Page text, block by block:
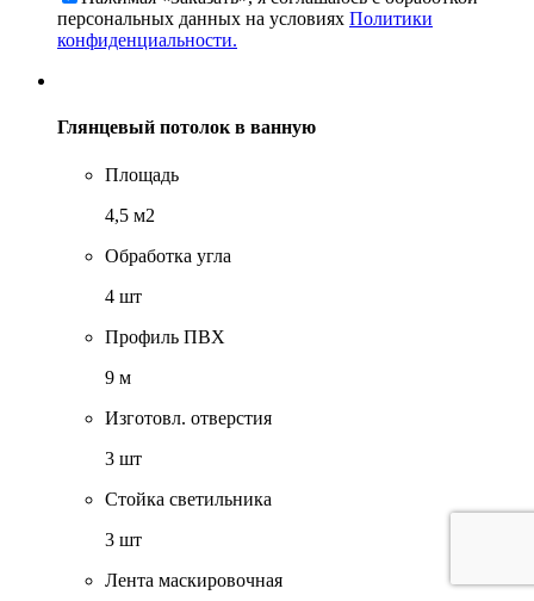
персональных данных на условиях Политики
конфиденциальности.
Глянцевый потолок в ванную
Площадь
4,5 м2
Обработка угла
4 шт
Профиль ПВХ
9 м
Изготовл. отверстия
3 шт
Стойка светильника
3 шт
Лента маскировочная